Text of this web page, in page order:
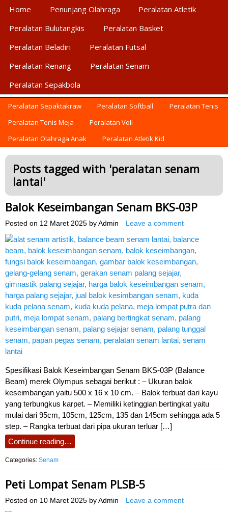
Primary Menu
Home Penunjang Olahraga
Peralatan Atletik
Peralatan Bulutangkis
Peralatan Basket
Peralatan Beladiri
Peralatan Futsal
Peralatan Renang
Peralatan Senam
Peralatan Sepakbola
AGEN ALAT OLAHRAGA
Menyediakan Alat Olahraga Terlengkap di Indonesia
Secondary Menu
Peralatan Sepaktakraw Peralatan Softball
Peralatan Tenis
Peralatan Tenis Meja
Peralatan Voli
Peralatan Olahraga Anak
Peralatan Atletik Kid
Posts tagged with 'peralatan senam
lantai'
Balok Keseimbangan Senam BKS-03P
Posted on 12 Maret 2025 by Admin Leave a comment
Spesifikasi Balok Keseimbangan Senam BKS-03P (Balance
Beam) merek Olympus sebagai berikut : – Ukuran balok
keseimbangan yaitu 500 x 16 x 10 cm. – Balok terbuat dari kayu
yang terbungkus karpet. – Memiliki ketinggian bertingkat yaitu
mulai dari 95cm, 105cm, 125cm, 135 dan 145cm sehingga ada 5
step. – Rangka terbuat dari pipa ukuran terluar […]
Continue reading…
Categories: Senam
Peti Lompat Senam PLSB-5
Posted on 10 Maret 2025 by Admin Leave a comment